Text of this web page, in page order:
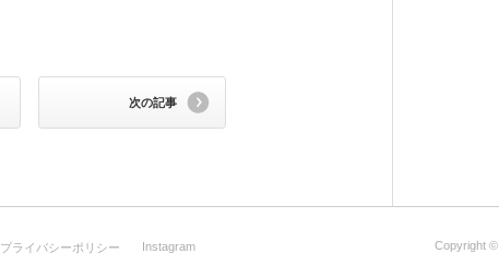
次の記事
プライバシーポリシー Instagram Copyright ©